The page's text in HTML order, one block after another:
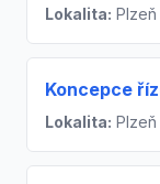
Lokalita:
Koncepce
Lokalita: